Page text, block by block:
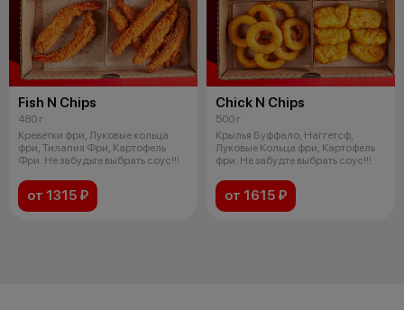
Fish N Chips
480 г
Креветки фри, Луковые кольца
фри, Тилапия Фри, Картофель
Фри. Не забудьте выбрать соус!!!
от 1315 ₽
Chick N Chips
500 г
Крылья Буффало, Наггетсф,
Луковые Кольца фри, Картофель
фри. Не забудте выбрать соус!!!
от 1615 ₽